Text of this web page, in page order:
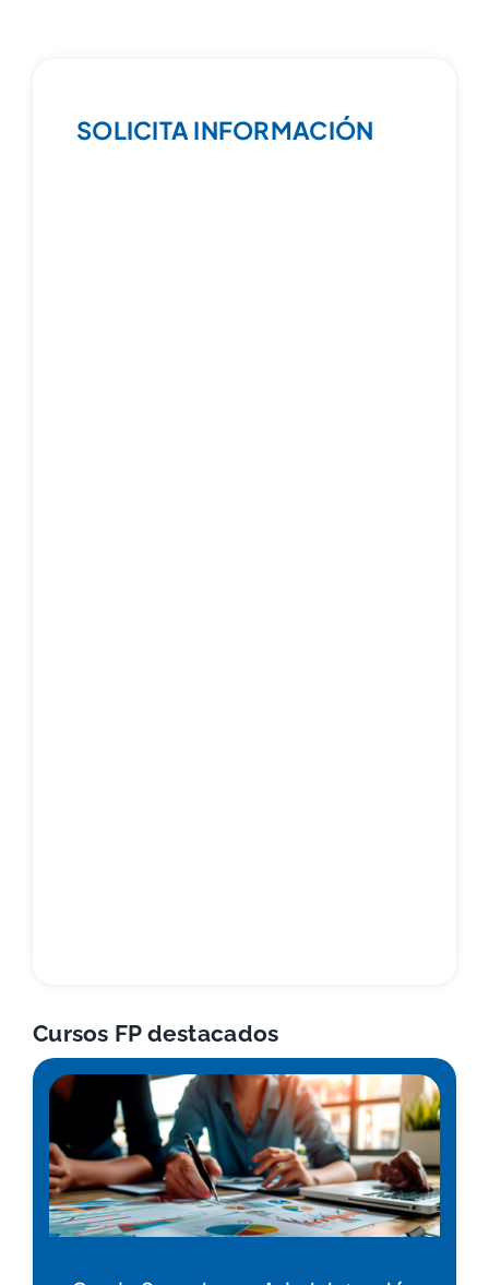
SOLICITA INFORMACIÓN
Cursos FP destacados